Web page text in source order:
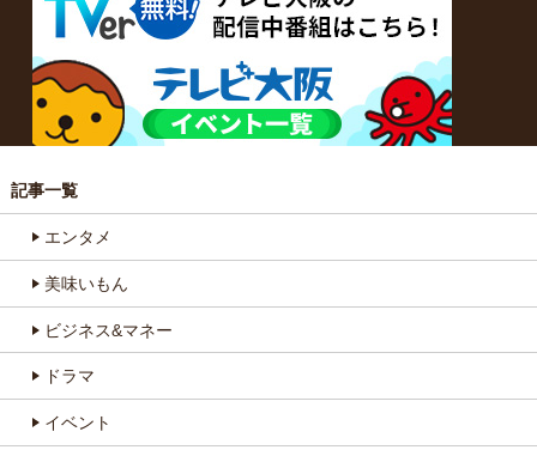
記事一覧
エンタメ
美味いもん
ビジネス&マネー
ドラマ
イベント